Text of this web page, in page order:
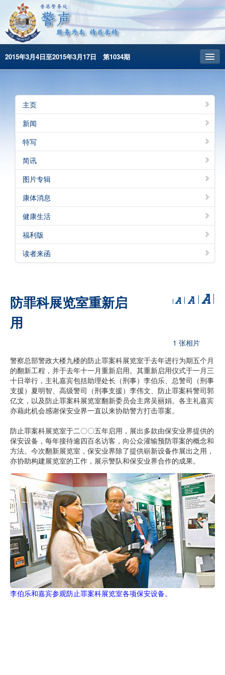
2015年3月4日至2015年3月17日 第1034期
昔日警声
警务处主页
繁體版
English
主页
新闻
特写
简讯
图片专辑
康体消息
健康生活
福利版
读者来函
防罪科展览室重新启
用
1 张相片
警察总部警政大楼九楼的防止罪案科展览室于去年进行为期五个月
的翻新工程，并于去年十一月重新启用。其重新启用仪式于一月三
十日举行，主礼嘉宾包括助理处长（刑事）李伯乐、总警司（刑事
支援）夏明智、高级警司（刑事支援）李伟文、防止罪案科警司郭
亿文，以及防止罪案科展览室翻新委员会主席吴丽娟。各主礼嘉宾
亦藉此机会感谢保安业界一直以来协助警方打击罪案。
防止罪案科展览室于二〇〇五年启用，展出多款由保安业界提供的
保安设备，每年接待逾四百名访客，向公众灌输预防罪案的概念和
方法。今次翻新展览室，保安业界除了提供崭新设备作展出之用，
亦协助构建展览室的工作，展示警队和保安业界合作的成果。
李伯乐和嘉宾参观防止罪案科展览室各项保安设备。